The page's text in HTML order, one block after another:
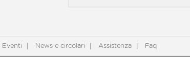
Eventi News e circolari Assistenza Faq